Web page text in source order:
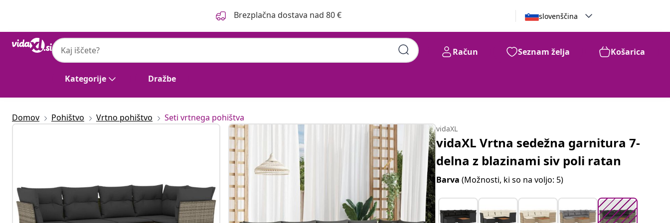
Brezplačna dostava nad 80 € slovenščina
Kategorije Dražbe
Račun Seznam želja Košarica
vidaXL €
Domov Pohištvo Vrtno pohištvo Seti vrtnega pohištva
vidaXL
vidaXL Vrtna sedežna garnitura 7-
delna z blazinami siv poli ratan
Barva(Možnosti, ki so na voljo: 5)